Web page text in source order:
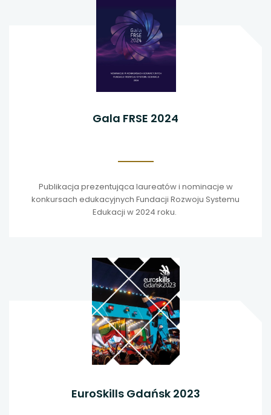
Gala FRSE 2024
Publikacja prezentująca laureatów i nominacje w
konkursach edukacyjnych Fundacji Rozwoju Systemu
Edukacji w 2024 roku.
EuroSkills Gdańsk 2023